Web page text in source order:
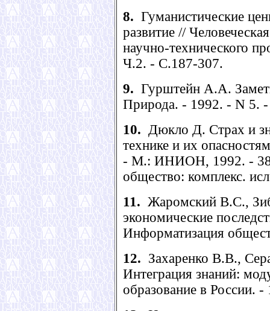
8. Гуманистические
развитие //
научно-технического
Ч.2. - С.187-307.
9. Гурштейн А.А.
Природа. - 1992. - N 5.
10. Дюкло Д. Страх и
технике и их
- М.: ИНИОН, 1992. - 38
общество: комплекс.
11. Жаромский В.С.,
экономические
Информатизация
12. Захаренко В.В.,
Интеграция знаний:
образование в России.